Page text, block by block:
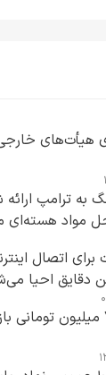
هیأت‌های
به ترامپ
مواد
برای اتصال
دقایق احیا
آغاز ثبت‌نام وام ۷۵